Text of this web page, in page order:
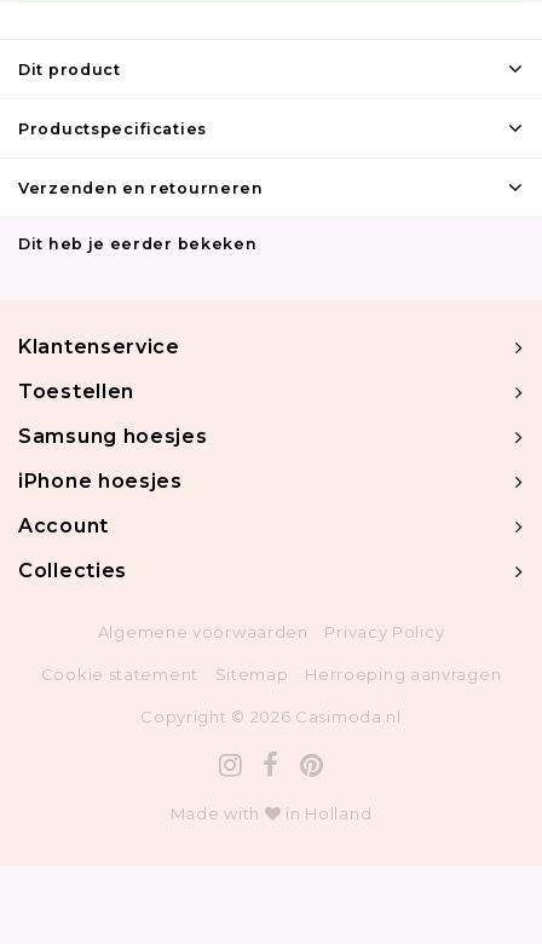
Dit product
Productspecificaties
Verzenden en retourneren
Dit heb je eerder bekeken
Klantenservice
Toestellen
Samsung hoesjes
iPhone hoesjes
Account
Collecties
Algemene voorwaarden Privacy Policy
Cookie statement Sitemap Herroeping aanvragen
Copyright © 2026 Casimoda.nl
Made with in Holland